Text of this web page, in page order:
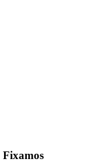
Fixamos